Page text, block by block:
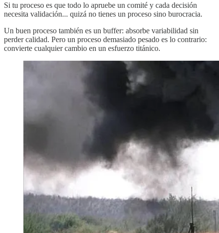
Si tu proceso es que todo lo apruebe un comité y cada decisión
necesita validación... quizá no tienes un proceso sino burocracia.
Un buen proceso también es un buffer: absorbe variabilidad sin
perder calidad. Pero un proceso demasiado pesado es lo contrario:
convierte cualquier cambio en un esfuerzo titánico.